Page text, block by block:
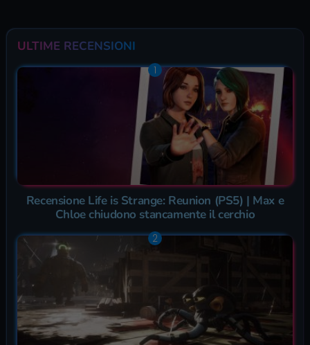
ULTIME RECENSIONI
Recensione Life is Strange: Reunion (PS5) | Max e
Chloe chiudono stancamente il cerchio